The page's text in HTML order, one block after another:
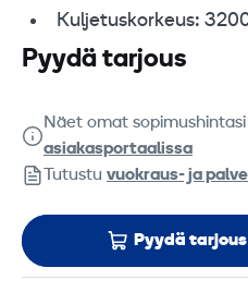
Kuljetuskorkeus:
Pyydä tarjous
Näet omat sopimushintasi
asiakasportaalissa
Tutustu vuokraus- ja
Pyydä tarjous